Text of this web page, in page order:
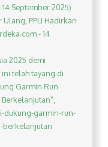
September 2025)
PPLI Hadirkan
- 14
2025 demi
telah tayang di
Garmin Run
garmin-run-
berkelanjutan